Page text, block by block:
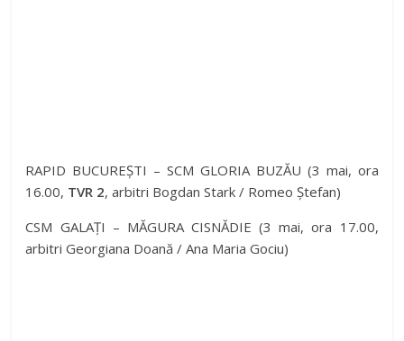
RAPID BUCUREȘTI – SCM GLORIA BUZĂU (3 mai, ora
16.00, TVR 2, arbitri Bogdan Stark / Romeo Ștefan)
CSM GALAȚI – MĂGURA CISNĂDIE (3 mai, ora 17.00,
arbitri Georgiana Doană / Ana Maria Gociu)